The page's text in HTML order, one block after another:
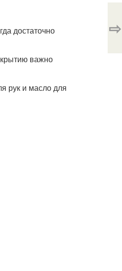
достаточно
важно
рук и масло для
⇨